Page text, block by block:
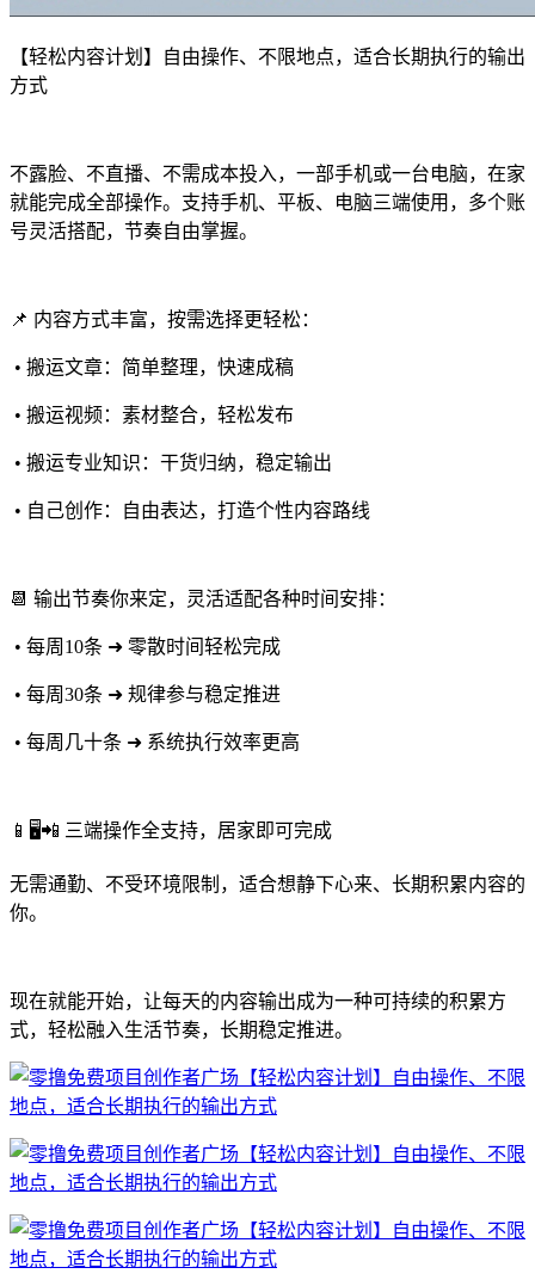
【轻松内容计划】自由操作、不限地点，适合长期执行的输出
方式
不露脸、不直播、不需成本投入，一部手机或一台电脑，在家
就能完成全部操作。支持手机、平板、电脑三端使用，多个账
号灵活搭配，节奏自由掌握。
📌 内容方式丰富，按需选择更轻松：
• 搬运文章：简单整理，快速成稿
• 搬运视频：素材整合，轻松发布
• 搬运专业知识：干货归纳，稳定输出
• 自己创作：自由表达，打造个性内容路线
📆 输出节奏你来定，灵活适配各种时间安排：
• 每周10条 ➜ 零散时间轻松完成
• 每周30条 ➜ 规律参与稳定推进
• 每周几十条 ➜ 系统执行效率更高
📱🖥📲 三端操作全支持，居家即可完成
无需通勤、不受环境限制，适合想静下心来、长期积累内容的
你。
现在就能开始，让每天的内容输出成为一种可持续的积累方
式，轻松融入生活节奏，长期稳定推进。